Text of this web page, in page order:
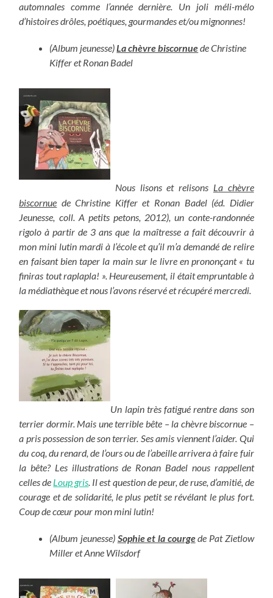
automnales comme l’année dernière. Un joli méli-mélo
d’histoires drôles, poétiques, gourmandes et/ou mignonnes!
(Album jeunesse)La chèvre biscornuede Christine
Kiffer et Ronan Badel
Nous lisons et relisons La chèvre
biscornue de Christine Kiffer et Ronan Badel (éd. Didier
Jeunesse, coll. A petits petons, 2012), un conte-randonnée
rigolo à partir de 3 ans que la maîtresse a fait découvrir à
mon mini lutin mardi à l’école et qu’il m’a demandé de relire
en faisant bien taper la main sur le livre en prononçant « tu
finiras tout raplapla! ». Heureusement, il était empruntable à
la médiathèque et nous l’avons réservé et récupéré mercredi.
Un lapin très fatigué rentre dans son
terrier dormir. Mais une terrible bête – la chèvre biscornue –
a pris possession de son terrier. Ses amis viennent l’aider. Qui
du coq, du renard, de l’ours ou de l’abeille arrivera à faire fuir
la bête? Les illustrations de Ronan Badel nous rappellent
celles de Loup gris . Il est question de peur, de ruse, d’amitié, de
courage et de solidarité, le plus petit se révélant le plus fort.
Coup de cœur pour mon mini lutin!
(Album jeunesse) Sophie et la courgede Pat Zietlow
Miller et Anne Wilsdorf